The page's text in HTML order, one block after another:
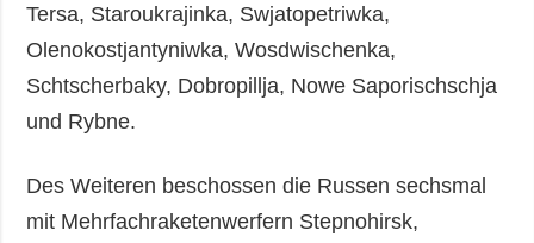
Tersa, Staroukrajinka, Swjatopetriwka,
Olenokostjantyniwka, Wosdwischenka,
Schtscherbaky, Dobropillja, Nowe Saporischschja
und Rybne.
Des Weiteren beschossen die Russen sechsmal
mit Mehrfachraketenwerfern Stepnohirsk,